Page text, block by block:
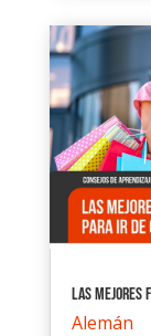
Las mejores
Alemán